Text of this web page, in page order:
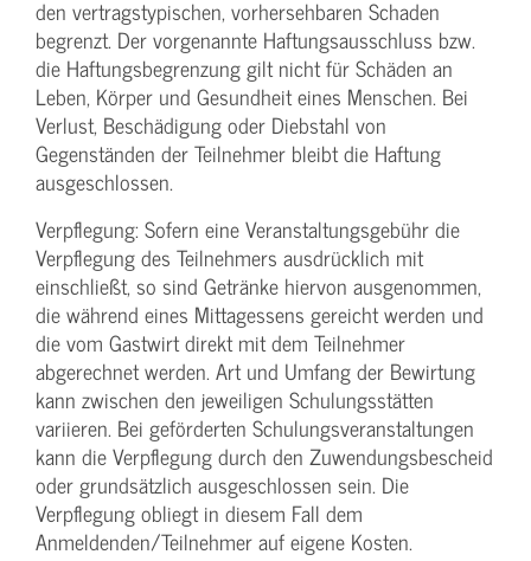
den vertragstypischen, vorhersehbaren Schaden
begrenzt. Der vorgenannte Haftungs­ausschluss bzw.
die Haftungs­begrenzung gilt nicht für Schäden an
Leben, Körper und Gesundheit eines Menschen. Bei
Verlust, Beschädigung oder Diebstahl von
Gegenständen der Teilnehmer bleibt die Haftung
ausgeschlossen.
Verpflegung: Sofern eine Veranstaltungs­gebühr die
Verpflegung des Teilnehmers ausdrücklich mit
einschließt, so sind Getränke hiervon ausgenommen,
die während eines Mittagessens gereicht werden und
die vom Gastwirt direkt mit dem Teilnehmer
abgerechnet werden. Art und Umfang der Bewirtung
kann zwischen den jeweiligen Schulungsstätten
variieren. Bei geförderten Schulungs­veranstaltungen
kann die Verpflegung durch den Zuwendungs­bescheid
oder grundsätzlich ausgeschlossen sein. Die
Verpflegung obliegt in diesem Fall dem
Anmeldenden/­Teilnehmer auf eigene Kosten.